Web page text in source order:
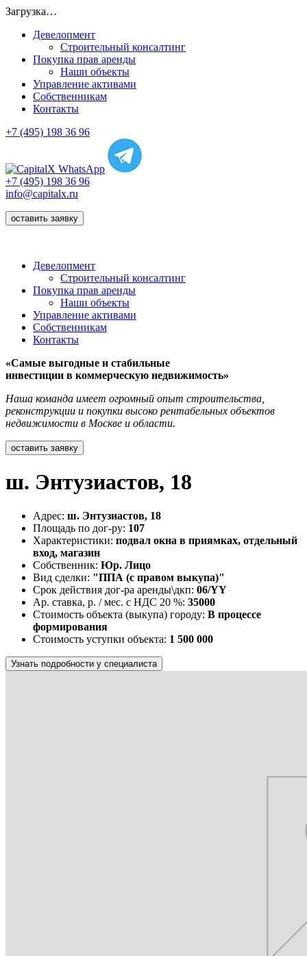
Загрузка…
Девелопмент
Строительный консалтинг
Покупка прав аренды
Наши объекты
Управление активами
Собственникам
Контакты
+7 (495) 198 36 96
+7 (495) 198 36 96
info@capitalx.ru
оставить заявку
Девелопмент
Строительный консалтинг
Покупка прав аренды
Наши объекты
Управление активами
Собственникам
Контакты
«Самые выгодные и стабильные
инвестиции в коммерческую недвижимость»
Наша команда имеет огромный опыт строительства,
реконструкции и покупки высоко рентабельных объектов
недвижимости в Москве и области.
оставить заявку
ш. Энтузиастов, 18
Адрес: ш. Энтузиастов, 18
Площадь по дог-ру: 107
Характеристики: подвал окна в приямках, отдельный
вход, магазин
Собственник: Юр. Лицо
Вид сделки: "ППА (с правом выкупа)"
Срок действия дог-ра аренды\дкп: 06/YY
Ар. ставка, р. / мес. с НДС 20 %: 35000
Стоимость объекта (выкупа) городу: В процессе
формирования
Стоимость уступки объекта: 1 500 000
Узнать подробности у специалиста